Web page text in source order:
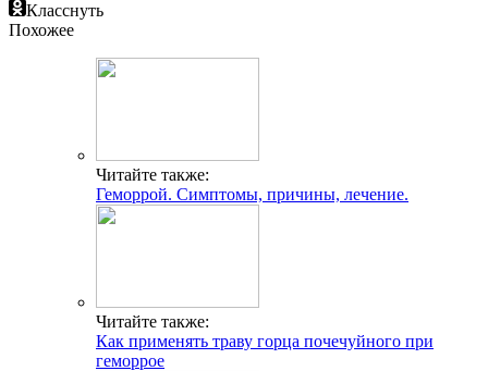
Класснуть
Похожее
Читайте также:
Геморрой. Симптомы, причины, лечение.
Читайте также:
Как применять траву горца почечуйного при
геморрое